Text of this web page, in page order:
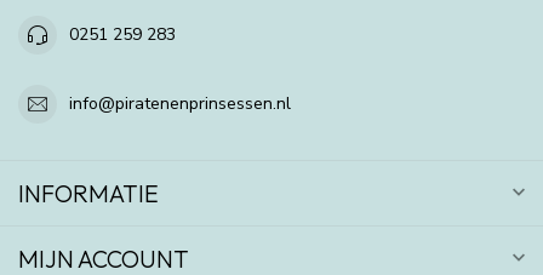
0251 259 283
info@piratenenprinsessen.nl
INFORMATIE
MIJN ACCOUNT